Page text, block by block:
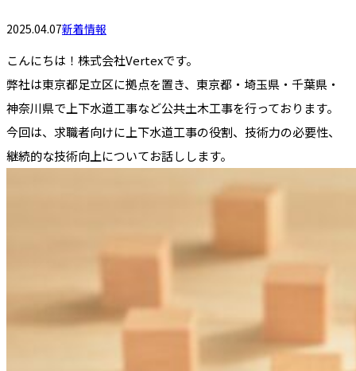
2025.04.07新着情報
こんにちは！株式会社Vertexです。
弊社は東京都足立区に拠点を置き、東京都・埼玉県・千葉県・
神奈川県で上下水道工事など公共土木工事を行っております。
今回は、求職者向けに上下水道工事の役割、技術力の必要性、
継続的な技術向上についてお話しします。